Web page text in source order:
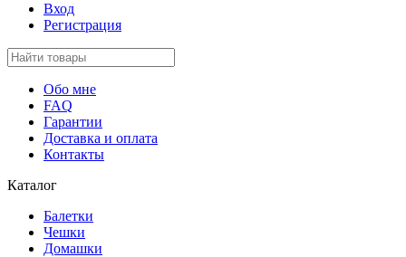
Вход
Регистрация
Обо мне
FAQ
Гарантии
Доставка и оплата
Контакты
Каталог
Балетки
Чешки
Домашки